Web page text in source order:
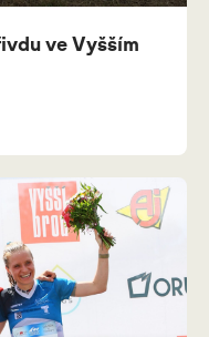
ve Vyšším